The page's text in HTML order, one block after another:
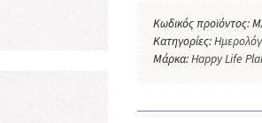
Κωδικός προϊόντος:
Κατηγορίες:
Μάρκα:Happy Life